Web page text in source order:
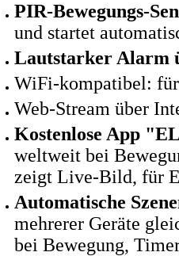
PIR-Bewegungs-
und startet
Lautstarker Alarm
WiFi-kompatibel:
Web-Stream über
Kostenlose App
weltweit bei
zeigt Live-Bild, für
Automatische
mehrerer Geräte
bei Bewegung,